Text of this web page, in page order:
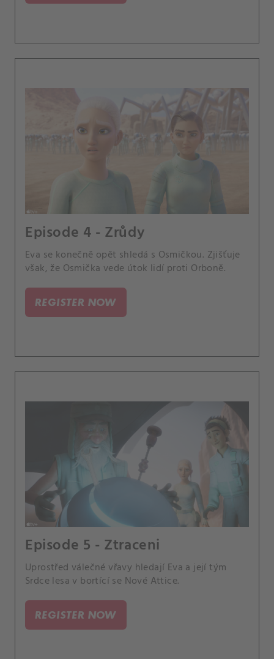
Episode 4 - Zrůdy
Eva se konečně opět shledá s Osmičkou. Zjišťuje
však, že Osmička vede útok lidí proti Orboně.
REGISTER NOW
Episode 5 - Ztraceni
Uprostřed válečné vřavy hledají Eva a její tým
Srdce lesa v bortící se Nové Attice.
REGISTER NOW